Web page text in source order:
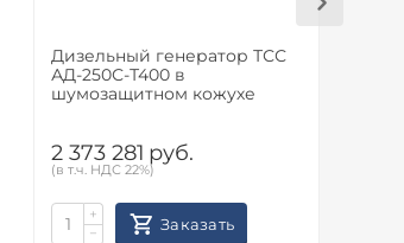
Дизельный генератор ТСС
АД-250С-Т400 в
шумозащитном кожухе
2 373 281 руб.
(в т.ч. НДС 22%)
+
−
Заказать